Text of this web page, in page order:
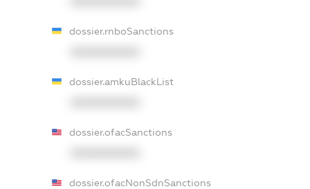
dossier.rnboSanctions
dossier.amkuBlackList
dossier.ofacSanctions
dossier.ofacNonSdnSanctions